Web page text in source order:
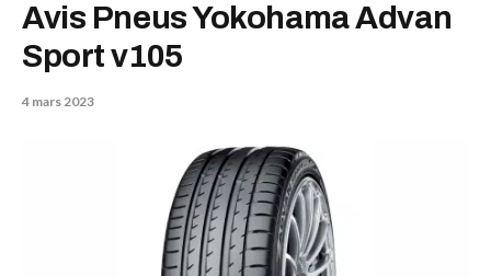
Avis Pneus Yokohama Advan
Sport v105
4 mars 2023